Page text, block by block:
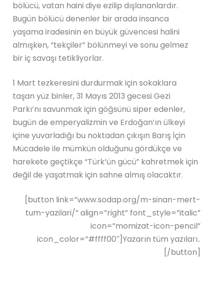
bölücü, vatan haini diye ezilip dışlananlardır.
Bugün bölücü denenler bir arada insanca
yaşama iradesinin en büyük güvencesi halini
almışken, “tekçiler” bölünmeyi ve sonu gelmez
bir iç savaşı tetikliyorlar.
1 Mart tezkeresini durdurmak için sokaklara
taşan yüz binler, 31 Mayıs 2013 gecesi Gezi
Parkı’nı savunmak için göğsünü siper edenler,
bugün de emperyalizmin ve Erdoğan’ın ülkeyi
içine yuvarladığı bu noktadan çıkışın Barış İçin
Mücadele ile mümkün olduğunu gördükçe ve
harekete geçtikçe “Türk’ün gücü” kahretmek için
değil de yaşatmak için sahne almış olacaktır.
[button link=”www.sodap.org/m-sinan-mert-
tum-yazilari/” align=”right” font_style=”italic”
icon=”momizat-icon-pencil”
icon_color=”#ffff00″]Yazarın tüm yazıları..
[/button]